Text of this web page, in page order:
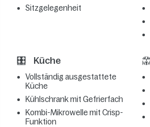
Sitzgelegenheit
Küche
Vollständig ausgestattete
Küche
Kühlschrank mit Gefrierfach
Kombi-Mikrowelle mit Crisp-
Funktion